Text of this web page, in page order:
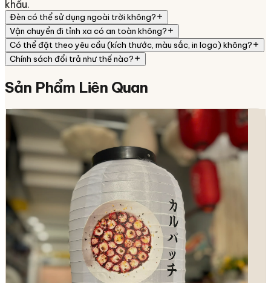
khẩu.
Đèn có thể sử dụng ngoài trời không?
Vận chuyển đi tỉnh xa có an toàn không?
Có thể đặt theo yêu cầu (kích thước, màu sắc, in logo) không?
Chính sách đổi trả như thế nào?
Sản Phẩm Liên Quan